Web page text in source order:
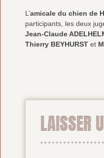
L’amicale du chien de
participants, les deux
Jean-Claude
Thierry BEYHURST et
LAISSER